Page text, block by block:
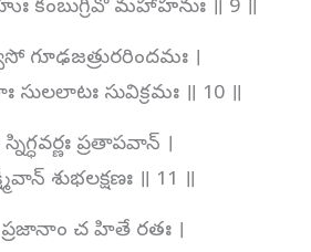
కంబుగ్రీవో మహాహనుః ॥ 9 ॥
।
సులలాటః సువిక్రమః ॥ 10 ॥
ప్రతాపవాన్ ।
శుభలక్షణః ॥ 11 ॥
ప్రజానాం చ హితే రతః ।